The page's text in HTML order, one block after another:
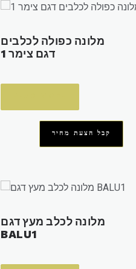
מלונה כפולה לכלבים
דגם צימר 1
קבל הצעת מחיר
מלונה לכלב מעץ דגם
BALU1